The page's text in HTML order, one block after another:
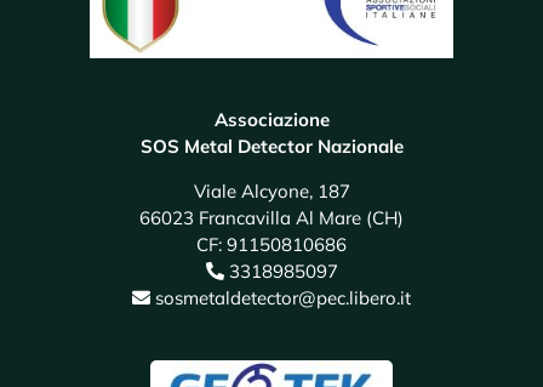
Associazione
SOS Metal Detector Nazionale
Viale Alcyone, 187
66023 Francavilla Al Mare (CH)
CF: 91150810686
3318985097
sosmetaldetector@pec.libero.it